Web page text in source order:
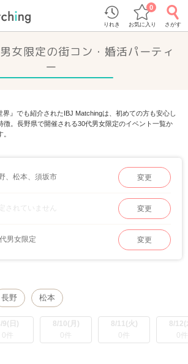
りれき お気に入り
0
さがす
女限定の街コン・婚活パーティ
ー
』でも紹介されたIBJ Matchingは、初めての方も安心し
徴。長野県で開催される30代男女限定のイベント一覧か
、松本、須坂市 変更
されていません 変更
男女限定 変更
長野 松本
9(日)
0件
8/10(月)
0件
8/11(火)
0件
8/12(
0件